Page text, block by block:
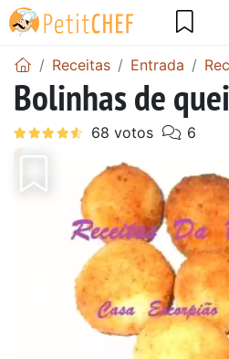
Receitas Entrada
Bolinhas de
Anterior